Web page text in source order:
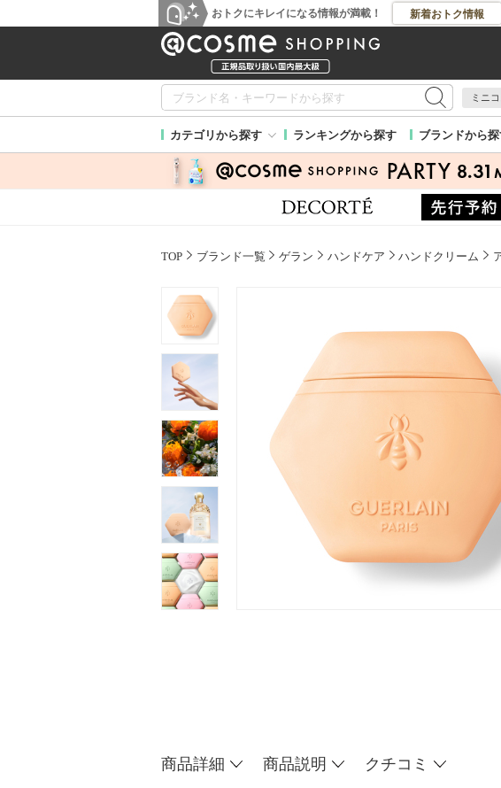
おトクにキレイになる情報が満載！ 新着おトク情報
ミニ
カテゴリから探す ランキングから探す ブランドから
TOP ブランド一覧 ゲラン ハンドケア ハンドクリーム
商品詳細 商品説明 クチコミ